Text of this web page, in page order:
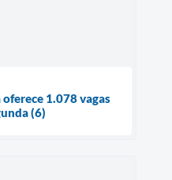
1.078 vagas
(6)